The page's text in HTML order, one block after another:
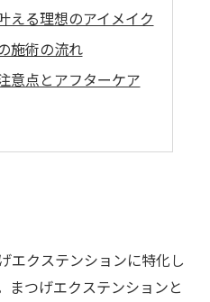
える理想のアイメイク
施術の流れ
意点とアフターケア
エクステンションに特化し
まつげエクステンションと